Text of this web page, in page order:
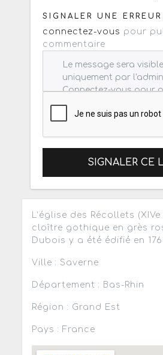
SIGNALER UNE ERREUR
connectez-vous pour
commentaire
SIGNALER CE
L’église des Récollets
cloître gothique en grès
Dubois y a été édifié en
Ville : Saverne
Département : Bas-Rhin
Région : Grand Est
Pays : France